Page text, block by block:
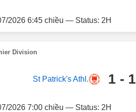
2026 6:45 chiều — Status: 2H
Division
St Patrick's Athl. 1 - 1
2026 7:00 chiều — Status: 2H